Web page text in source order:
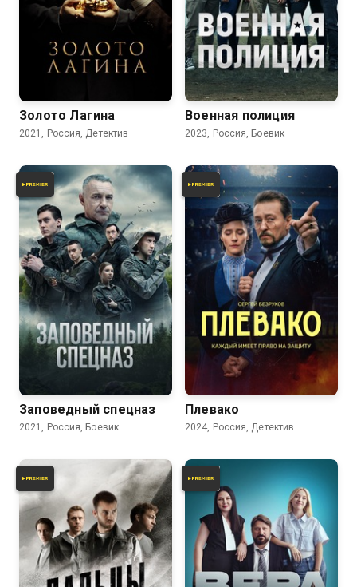
7.0
Золото Лагина
2021, Россия, Детектив
6.0
Военная полиция
2023, Россия, Боевик
Заповедный спецназ
2021, Россия, Боевик
8.2 6.2
Плевако
2024, Россия, Детектив